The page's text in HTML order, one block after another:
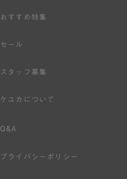
おすすめ特集
セール
スタッフ募集
ケユカについて
Q&A
プライバシーポリシー